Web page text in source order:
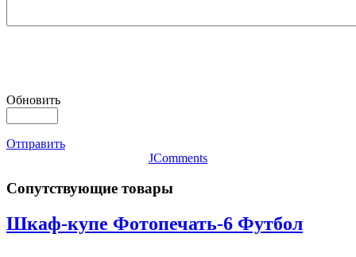
Обновить
Отправить
JComments
Сопутствующие товары
Шкаф-купе Фотопечать-6 Футбол